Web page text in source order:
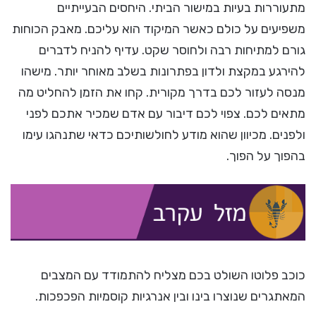
מתעוררות בעיות במישור הביתי. היחסים הבעייתיים
משפיעים על כולם כאשר המיקוד הוא עליכם. מאבק הכוחות
גורם למתיחות רבה ולחוסר שקט. עדיף להניח לדברים
להירגע במקצת ולדון בפתרונות בשלב מאוחר יותר. מישהו
מנסה לעזור לכם בדרך מקורית. קחו את הזמן להחליט מה
מתאים לכם. צפוי לכם דיבור עם אדם שמכיר אתכם לפני
ולפנים. מכיוון שהוא מודע לחולשותיכם כדאי שתנהגו עימו
בהפוך על הפוך.
כוכב פלוטו השולט בכם מצליח להתמודד עם המצבים
המאתגרים שנוצרו בינו ובין אנרגיות קוסמיות הפכפכות.